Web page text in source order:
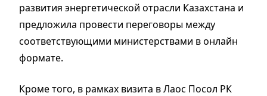
развития энергетической отрасли Казахстана и
предложила провести переговоры между
соответствующими министерствами в онлайн
формате.
Кроме того, в рамках визита в Лаос Посол РК